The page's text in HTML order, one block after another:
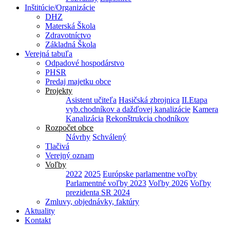
Inštitúcie/Organizácie
DHZ
Materská Škola
Zdravotníctvo
Základná Škola
Verejná tabuľa
Odpadové hospodárstvo
PHSR
Predaj majetku obce
Projekty
Asistent učiteľa Hasičská zbrojnica II.Etapa
vyb.chodníkov a dažďovej kanalizácie Kamera
Kanalizácia Rekonštrukcia chodníkov
Rozpočet obce
Návrhy Schválený
Tlačivá
Verejný oznam
Voľby
2022 2025 Európske parlamentne voľby
Parlamentné voľby 2023 Voľby 2026 Voľby
prezidenta SR 2024
Zmluvy, objednávky, faktúry
Aktuality
Kontakt